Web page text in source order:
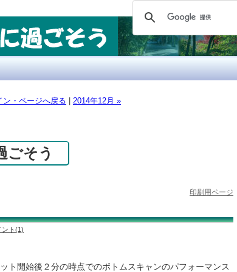
ン・ページへ戻る 2014年12月 »
ごそう
印刷用ページ
ント(1)
ト開始後２分の時点でのボトムスキャンのパフォーマンス